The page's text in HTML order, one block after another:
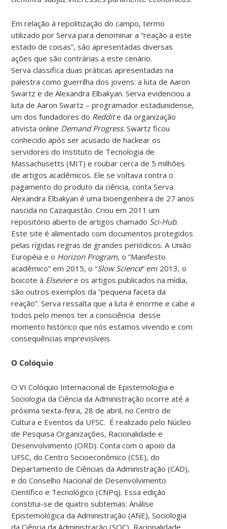
Em relação à repolitização do campo, termo
utilizado por Serva para denominar a “reação a este
estado de coisas”, são apresentadas diversas
ações que são contrárias a este cenário.
Serva classifica duas práticas apresentadas na
palestra como guerrilha dos jovens: a luta de Aaron
Swartz e de Alexandra Elbakyan. Serva evidenciou a
luta de Aaron Swartz – programador estadunidense,
um dos fundadores do Reddite da organização
ativista online Demand Progress. Swartz ficou
conhecido após ser acusado de hackear os
servidores do Instituto de Tecnologia de
Massachusetts (MIT) e roubar cerca de 5 milhões
de artigos acadêmicos. Ele se voltava contra o
pagamento do produto da ciência, conta Serva.
Alexandra Elbakyan é uma bioengenheira de 27 anos
nascida no Cazaquistão. Criou em 2011 um
repositório aberto de artigos chamado Sci-Hub.
Este site é alimentado com documentos protegidos
pelas rígidas regras de grandes periódicos. A União
Européia e o Horizon Program, o “Manifesto
acadêmico” em 2015, o “Slow Science” em 2013, o
boicote à Elseviere os artigos publicados na mídia,
são outros exemplos da “pequena faceta da
reação”. Serva ressalta que a luta é enorme e cabe a
todos pelo menos ter a consciência desse
momento histórico que nós estamos vivendo e com
consequências imprevisíveis.
O Colóquio
O VI Colóquio Internacional de Epistemologia e
Sociologia da Ciência da Administração ocorre até a
próxima sexta-feira, 28 de abril, no Centro de
Cultura e Eventos da UFSC. É realizado pelo Núcleo
de Pesquisa Organizações, Racionalidade e
Desenvolvimento (ORD). Conta com o apoio da
UFSC, do Centro Socioeconômico (CSE), do
Departamento de Ciências da Administração (CAD),
e do Conselho Nacional de Desenvolvimento
Científico e Tecnológico (CNPq). Essa edição
constitui-se de quatro subtemas: Análise
Epistemológica da Administração (ANE), Sociologia
da Ciência da Administração (SOC), Racionalidade